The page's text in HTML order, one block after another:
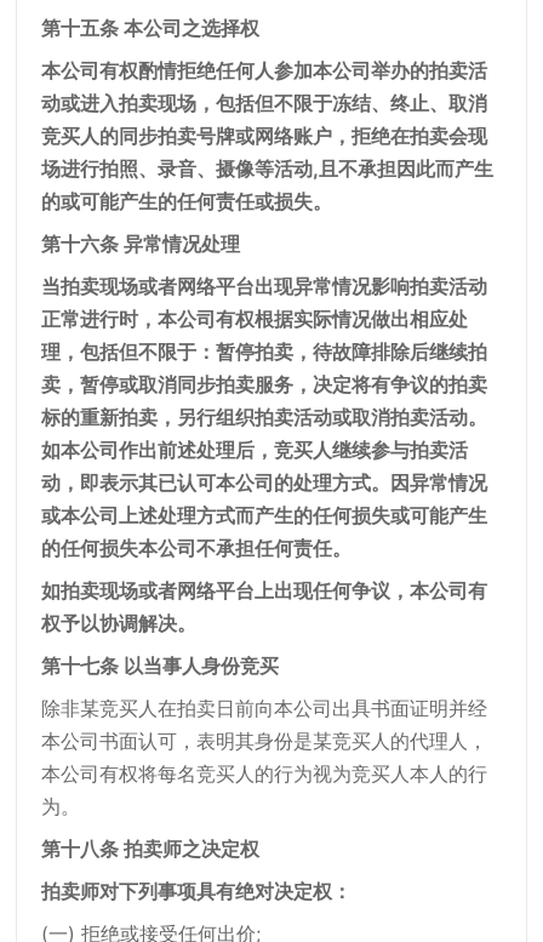
第十五条 本公司之选择权
本公司有权酌情拒绝任何人参加本公司举办的拍卖活
动或进入拍卖现场，包括但不限于冻结、终止、取消
竞买人的同步拍卖号牌或网络账户，拒绝在拍卖会现
场进行拍照、录音、摄像等活动,且不承担因此而产生
的或可能产生的任何责任或损失。
第十六条 异常情况处理
当拍卖现场或者网络平台出现异常情况影响拍卖活动
正常进行时，本公司有权根据实际情况做出相应处
理，包括但不限于：暂停拍卖，待故障排除后继续拍
卖，暂停或取消同步拍卖服务，决定将有争议的拍卖
标的重新拍卖，另行组织拍卖活动或取消拍卖活动。
如本公司作出前述处理后，竞买人继续参与拍卖活
动，即表示其已认可本公司的处理方式。因异常情况
或本公司上述处理方式而产生的任何损失或可能产生
的任何损失本公司不承担任何责任。
如拍卖现场或者网络平台上出现任何争议，本公司有
权予以协调解决。
第十七条 以当事人身份竞买
除非某竞买人在拍卖日前向本公司出具书面证明并经
本公司书面认可，表明其身份是某竞买人的代理人，
本公司有权将每名竞买人的行为视为竞买人本人的行
为。
第十八条 拍卖师之决定权
拍卖师对下列事项具有绝对决定权：
(一) 拒绝或接受任何出价;